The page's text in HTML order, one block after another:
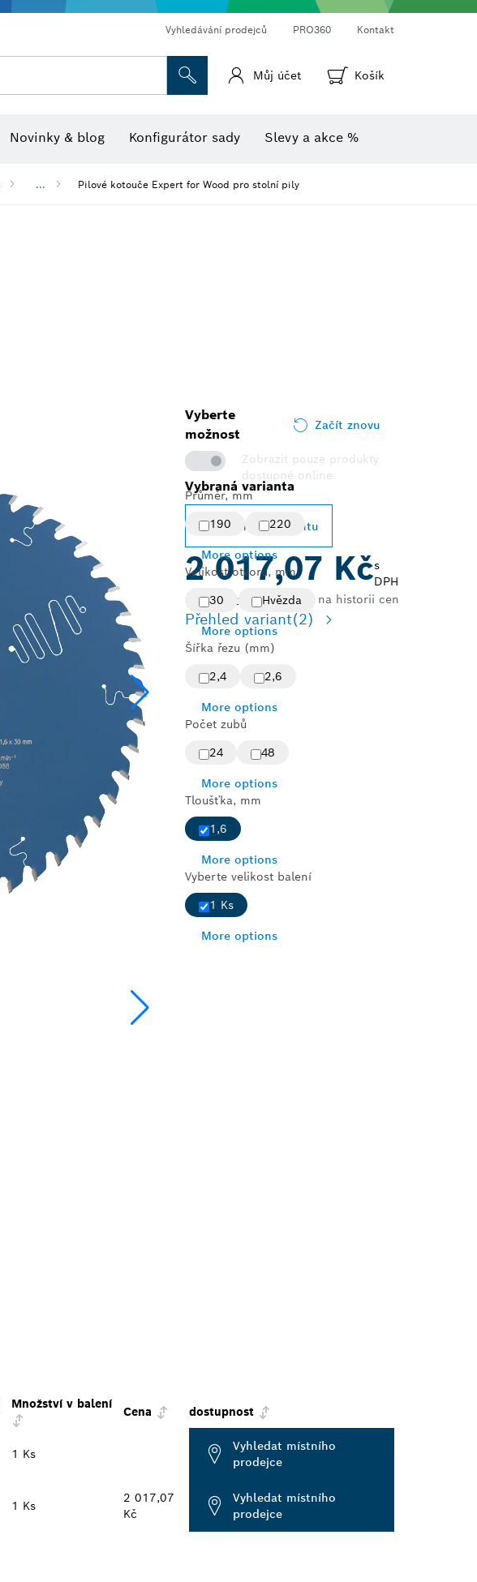
Vyhledávání prodejců PRO360 Kontakt
Můj účet Košík
Novinky & blog Konfigurátor sady Slevy a akce %
... Pilové kotouče Expert for Wood pro stolní pily
Vyberte
možnost
Začít znovu
Zobrazit pouze produkty
dostupné online
Průměr, mm
190
220
More options
Velikost otvoru, mm
30
Hvězda
More options
Šířka řezu (mm)
2,4
2,6
More options
Počet zubů
24
48
More options
Tloušťka, mm
1,6
More options
Vyberte velikost balení
1 Ks
More options
Vybraná varianta
Změnit variantu
2 017,07 Kčs
DPH
Podívejte se na historii cen
Přehled variant(2)
Množství v balení
Cena dostupnost
1 Ks
Vyhledat místního
prodejce
1 Ks
2 017,07
Kč
Vyhledat místního
prodejce